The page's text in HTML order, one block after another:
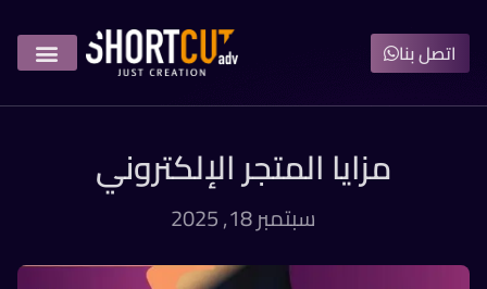
اتصل بنا
مزايا المتجر الإلكتروني
سبتمبر 18, 2025